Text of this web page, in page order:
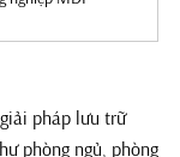
pháp lưu trữ
phòng ngủ, phòng